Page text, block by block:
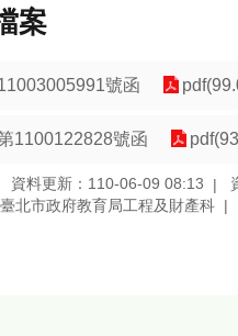
案
號函
1100122828號函
資料更新：110-06-09 08:13
北市政府教育局工程及財產科